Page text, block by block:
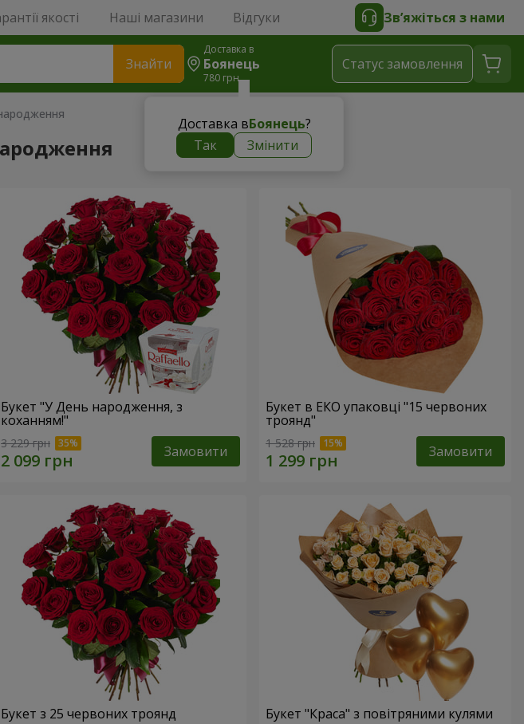
якості Наші магазини Відгуки Зв’яжіться з нами
Знайти
Доставка в
Боянець
780 грн
Доставка вБоянець?
Так
Змінити
Статус замовлення
Букет "У День народження, з
коханням!"
3 229 грн Замовити
Букет в ЕКО упаковці "15 червоних
троянд"
1 528 грн Замовити
Букет з 25 червоних троянд Букет "Краса" з повітряними кулями